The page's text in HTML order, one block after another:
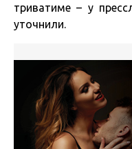
триватиме – у
уточнили.